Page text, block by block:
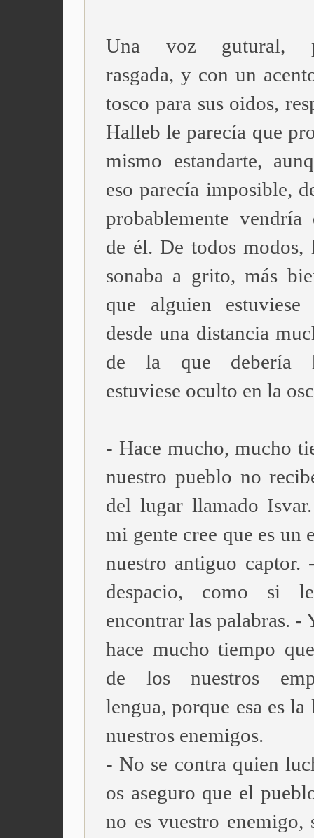
Una voz gutural,
rasgada, y con un
tosco para sus oidos,
Halleb le parecía que
mismo estandarte,
eso parecía imposible,
probablemente vendría
de él. De todos modos,
sonaba a grito, más
que alguien estuviese
desde una distancia
de la que debería
estuviese oculto en la
- Hace mucho, mucho
nuestro pueblo no
del lugar llamado
mi gente cree que es un
nuestro antiguo captor.
despacio, como si
encontrar las palabras. -
hace mucho tiempo
de los nuestros
lengua, porque esa es la
nuestros enemigos.
- No se contra quien
os aseguro que el
no es vuestro enemigo,